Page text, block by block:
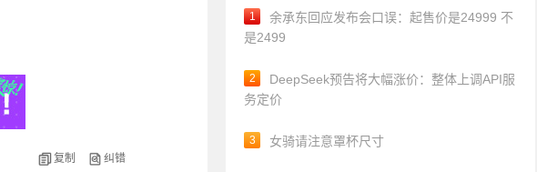
复制 纠错
1
余承东回应发布会口误：起售价是24999 不
是2499
2
DeepSeek预告将大幅涨价：整体上调API服
务定价
3 女骑请注意罩杯尺寸